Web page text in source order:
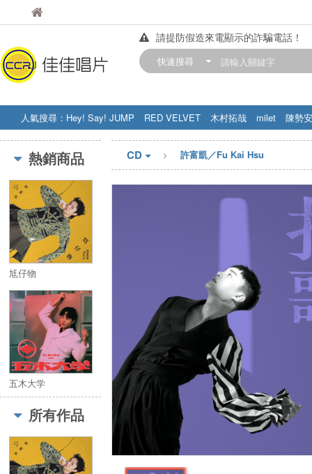
佳佳唱片
請提防假造來電顯示的詐騙電話！
【中華門市營業時間調整公告】
快速搜尋
人氣搜尋： Hey! Say! JUMP RED VELVET 木村拓哉 milet
陳勢安
STRAY KIDS
盧廣仲 周杰伦
熱銷商品
尪仔物
五木大学
所有作品
CD 許富凱／Fu Kai Hsu